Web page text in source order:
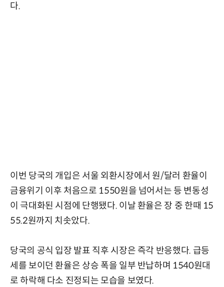
다.
이번 당국의 개입은 서울 외환시장에서 원/달러 환율이
금융위기 이후 처음으로 1550원을 넘어서는 등 변동성
이 극대화된 시점에 단행됐다. 이날 환율은 장 중 한때 15
55.2원까지 치솟았다.
당국의 공식 입장 발표 직후 시장은 즉각 반응했다. 급등
세를 보이던 환율은 상승 폭을 일부 반납하며 1540원대
로 하락해 다소 진정되는 모습을 보였다.